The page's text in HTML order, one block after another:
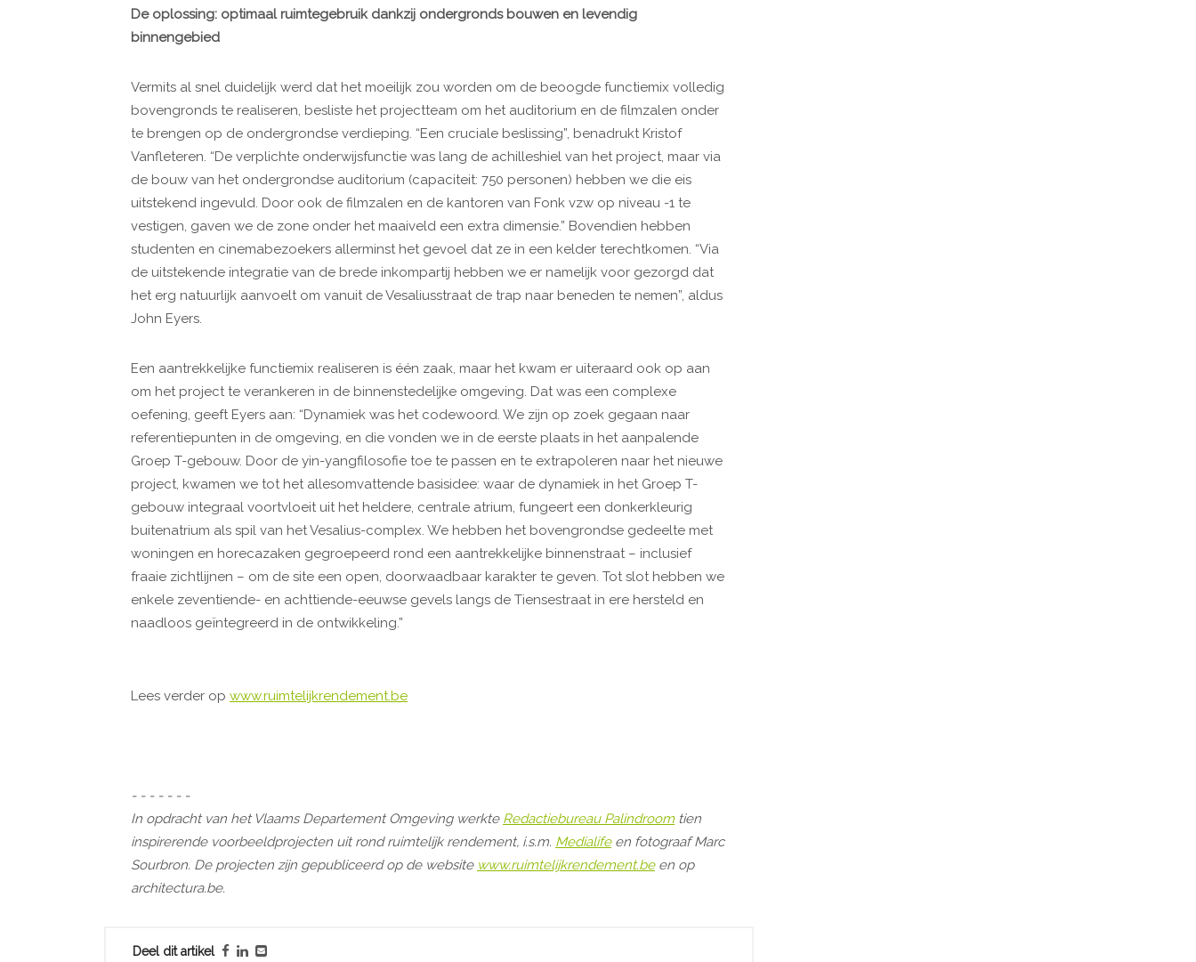
De oplossing: optimaal ruimtegebruik dankzij ondergronds bouwen en levendig
binnengebied
Vermits al snel duidelijk werd dat het moeilijk zou worden om de beoogde functiemix volledig
bovengronds te realiseren, besliste het projectteam om het auditorium en de filmzalen onder
te brengen op de ondergrondse verdieping. “Een cruciale beslissing”, benadrukt Kristof
Vanfleteren. “De verplichte onderwijsfunctie was lang de achilleshiel van het project, maar via
de bouw van het ondergrondse auditorium (capaciteit: 750 personen) hebben we die eis
uitstekend ingevuld. Door ook de filmzalen en de kantoren van Fonk vzw op niveau -1 te
vestigen, gaven we de zone onder het maaiveld een extra dimensie.” Bovendien hebben
studenten en cinemabezoekers allerminst het gevoel dat ze in een kelder terechtkomen. “Via
de uitstekende integratie van de brede inkompartij hebben we er namelijk voor gezorgd dat
het erg natuurlijk aanvoelt om vanuit de Vesaliusstraat de trap naar beneden te nemen”, aldus
John Eyers.
Een aantrekkelijke functiemix realiseren is één zaak, maar het kwam er uiteraard ook op aan
om het project te verankeren in de binnenstedelijke omgeving. Dat was een complexe
oefening, geeft Eyers aan: “Dynamiek was het codewoord. We zijn op zoek gegaan naar
referentiepunten in de omgeving, en die vonden we in de eerste plaats in het aanpalende
Groep T-gebouw. Door de yin-yangfilosofie toe te passen en te extrapoleren naar het nieuwe
project, kwamen we tot het allesomvattende basisidee: waar de dynamiek in het Groep T-
gebouw integraal voortvloeit uit het heldere, centrale atrium, fungeert een donkerkleurig
buitenatrium als spil van het Vesalius-complex. We hebben het bovengrondse gedeelte met
woningen en horecazaken gegroepeerd rond een aantrekkelijke binnenstraat – inclusief
fraaie zichtlijnen – om de site een open, doorwaadbaar karakter te geven. Tot slot hebben we
enkele zeventiende- en achttiende-eeuwse gevels langs de Tiensestraat in ere hersteld en
naadloos geïntegreerd in de ontwikkeling.”
Lees verder op www.ruimtelijkrendement.be
- - - - - - -
In opdracht van het Vlaams Departement Omgeving werkte Redactiebureau Palindroom tien
inspirerende voorbeeldprojecten uit rond ruimtelijk rendement, i.s.m. Medialifeen fotograaf Marc
Sourbron. De projecten zijn gepubliceerd op de website www.ruimtelijkrendement.been op
architectura.be.
Deel dit artikel